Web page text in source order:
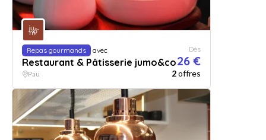
Repas gourmands avec
Restaurant & Pâtisserie jumo&co
Dès
26 €
Pau 2offres